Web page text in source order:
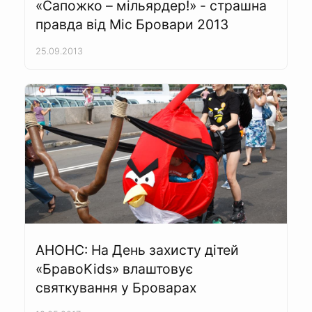
«Сапожко – мільярдер!» - страшна
правда від Міс Бровари 2013
25.09.2013
АНОНС: На День захисту дітей
«БравоKids» влаштовує
святкування у Броварах